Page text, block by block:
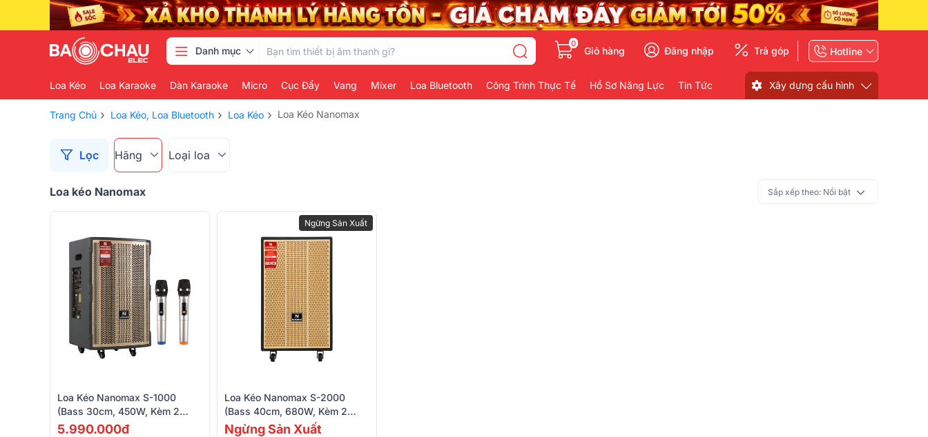
Danh mục
0
Giỏ hàng Đăng nhập Trả góp Hotline
Loa Kéo Loa Karaoke Dàn Karaoke Micro Cục Đẩy Vang Mixer Loa Bluetooth Công Trình Thực Tế Hồ Sơ Năng Lực Tin Tức Xây dựng cấu hình
Trang Chủ › Loa Kéo, Loa Bluetooth › Loa Kéo › Loa Kéo Nanomax
Lọc Hãng Loại loa
Loa kéo Nanomax Sắp xếp theo: Nổi bật
Loa Kéo Nanomax S-1000
(Bass 30cm, 450W, Kèm 2
Micro, Pin 4-6h)
5.990.000đ
Ngừng Sản Xuất
Loa Kéo Nanomax S-2000
(Bass 40cm, 680W, Kèm 2
Micro, Pin 5-7h)
Ngừng Sản Xuất